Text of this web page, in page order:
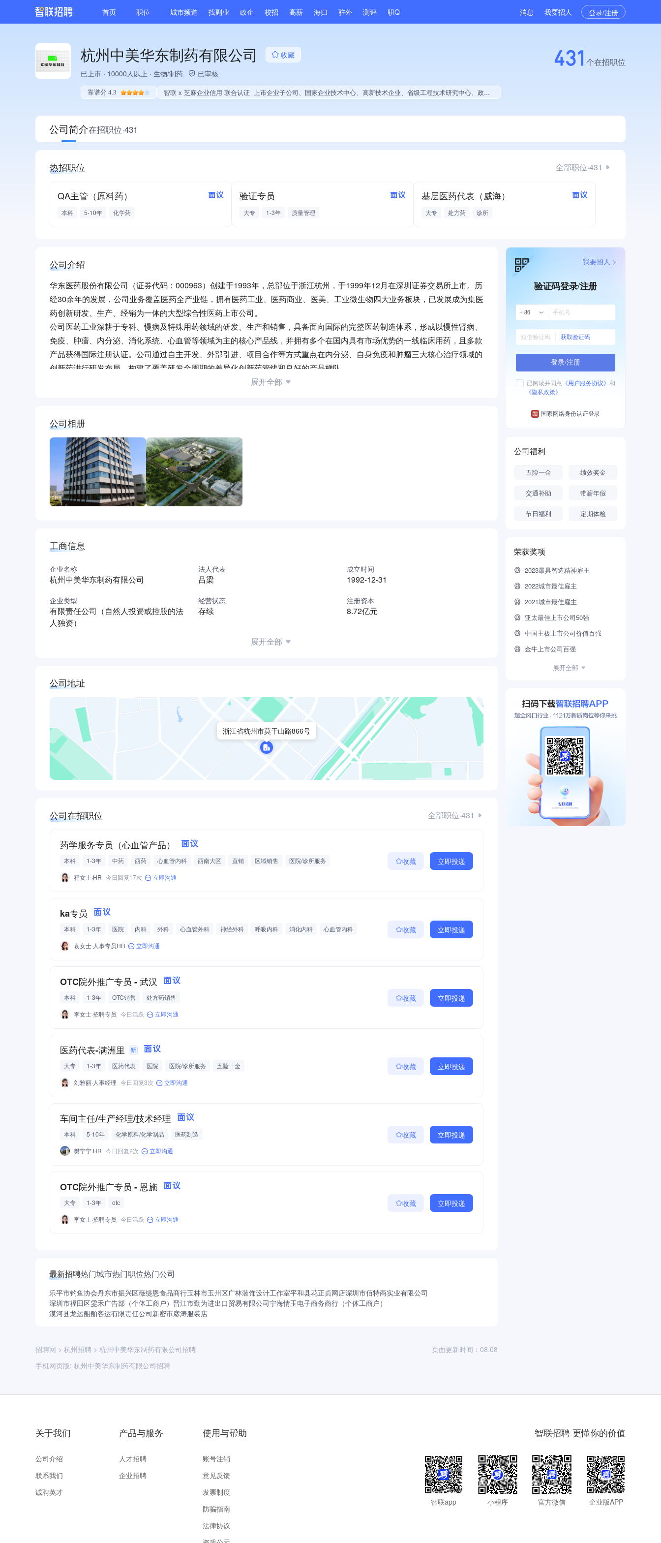
首页 职位 城市频道 找副业 政企 校招 高薪 海归 驻外 测评 职Q 消息 我要招人 登录/注册
杭州中美华东制药有限公司
收藏
已上市 · 10000人以上 · 生物/制药 已审核
靠谱分 4.3 智联 x 芝麻企业信用 联合认证 上市企业子公司、国家企业技术中心、高新技术企业、省级工程技术研究中心、政府供应商、国企供应商、战略性新兴领域创新能力、绝对控股15家公司、薪资水平全省同行前20%、旗下品牌同行前5%、A级纳税人、守合同重信用企业、劳动保障诚信A级、知名品牌供应商、多产业布局、拥有节能环保技术、拥有自主品牌、拥有高价值专利、专利授权量同领域前100、技术布局行业领先、经营年限全国同行前5%、集团成员、权威管理体系认证、大学生就业贡献、2025年公开项目中标、拥有绿色资质、拥有工艺创新能力、拥有美术作品、美术作品创作量位于同行前500
431 个在招职位
公司简介在招职位·431
热招职位 全部职位·431
QA主管（原料药） 面议
本科 5-10年 化学药
验证专员 面议
大专 1-3年 质量管理
基层医药代表（威海） 面议
大专 处方药 诊所
公司介绍
华东医药股份有限公司（证券代码：000963）创建于1993年，总部位于浙江杭州，于1999年12月在深圳证券交易所上市。历
经30余年的发展，公司业务覆盖医药全产业链，拥有医药工业、医药商业、医美、工业微生物四大业务板块，已发展成为集医
药创新研发、生产、经销为一体的大型综合性医药上市公司。
公司医药工业深耕于专科、慢病及特殊用药领域的研发、生产和销售，具备面向国际的完整医药制造体系，形成以慢性肾病、
免疫、肿瘤、内分泌、消化系统、心血管等领域为主的核心产品线，并拥有多个在国内具有市场优势的一线临床用药，且多款
产品获得国际注册认证。公司通过自主开发、外部引进、项目合作等方式重点在内分泌、自身免疫和肿瘤三大核心治疗领域的
创新药进行研发布局，构建了覆盖研发全周期的差异化创新药管线和良好的产品梯队。
公司医药商业聚焦于药品、医疗器械、药材饮片三大核心板块，以智能化物流网络为基石，通过冷链、特药、疫苗等特色物流
效、产能扩张，持续拓展全省药材饮片业务。公司以数字化与创新服务为核心引擎，通过整合CSO合作、SPD供应链管理及
产学研项目，构建“综合药事服务”生态圈，精准链接上下游需求；同时聚焦组织提效、成本管控与区域深耕三大战略支点，持
续巩固行业地位。
公司医美业务以“打造全球Top医美企业”为目标，秉承“全球化运营布局，双循环经营发展”战略，以国际化视野，通过前瞻性布
局，打造综合化、差异化的产品矩阵，产品数量和覆盖领域均居行业前列，实现“无创+微创”技术、“面部+身体”部位、“注射
+能量源设备”等多维度的融合，在注射类产品实现再生类、玻尿酸和肉毒素三大品类的全覆盖并形成差异化管线，为广大求美
者提供更专业、安全、高效及全面的综合解决方案，致力于成为全球Top的医美综合解决方案提供商。
公司工业微生物领域聚焦合成生物技术创新与生物医药产业升级两大战略方向，重点推进xRNA原料、特色原料药&中间体、
大健康&生物材料、动物保健四大核心业务板块。
展开全部
公司相册
工商信息
企业名称
杭州中美华东制药有限公司
法人代表
吕梁
成立时间
1992-12-31
企业类型
有限责任公司（自然人投资或控股的法
人独资）
经营状态
存续
注册资本
8.72亿元
展开全部
公司地址
浙江省杭州市莫干山路866号
公司在招职位 全部职位·431
药学服务专员（心血管产品） 面议
本科 1-3年 中药 西药 心血管内科 西南大区 直销 区域销售
医院/诊所服务
社保公积金
团建活动
程女士·HR 今日回复17次 立即沟通
收藏 立即投递
ka专员 面议
本科 1-3年 医院 内科 外科 心血管外科 神经外科 呼吸内科 消化内科
心血管内科
肝胆外科
袁女士·人事专员HR 立即沟通
收藏 立即投递
OTC院外推广专员 - 武汉 面议
本科 1-3年 OTC销售
处方药销售
李女士·招聘专员 今日活跃 立即沟通
收藏 立即投递
医药代表-满洲里 面议
大专 1-3年 医药代表 医院 医院/诊所服务
五险一金
刘雅丽·人事经理 今日回复3次 立即沟通
收藏 立即投递
车间主任/生产经理/技术经理 面议
本科 5-10年 化学原料/化学制品
医药制造
樊宁宁·HR 今日回复2次 立即沟通
收藏 立即投递
OTC院外推广专员 - 恩施 面议
大专 1-3年
otc
李女士·招聘专员 今日活跃 立即沟通
收藏 立即投递
最新招聘热门城市热门职位热门公司
乐平市钓鱼协会丹东市振兴区薇缇恩食品商行玉林市玉州区广林装饰设计工作室平和县花正贞网店深圳市佰特商实业有限公司
深圳市福田区雯禾广告部（个体工商户） 晋江市勤为进出口贸易有限公司宁海情玉电子商务商行（个体工商户）
漠河县龙运船舶客运有限责任公司新密市彦涛服装店
招聘网 > 杭州招聘 > 杭州中美华东制药有限公司招聘
手机网页版: 杭州中美华东制药有限公司招聘
页面更新时间：08.08
验证码登录/注册
+ 86
获取验证码
登录/注册
已阅读并同意 《用户服务协议》 和
《隐私政策》
国家网络身份认证登录
我要招人 >
公司福利
五险一金 绩效奖金
交通补助 带薪年假
节日福利 定期体检
荣获奖项
2023最具智造精神雇主
2022城市最佳雇主
2021城市最佳雇主
亚太最佳上市公司50强
中国主板上市公司价值百强
金牛上市公司百强
新财富最佳上市公司
展开全部
关于我们
公司介绍
联系我们
诚聘英才
产品与服务
人才招聘
企业招聘
使用与帮助
账号注销
意见反馈
发票制度
防骗指南
法律协议
智联招聘 更懂你的价值
智联app 小程序 官方微信 企业版APP